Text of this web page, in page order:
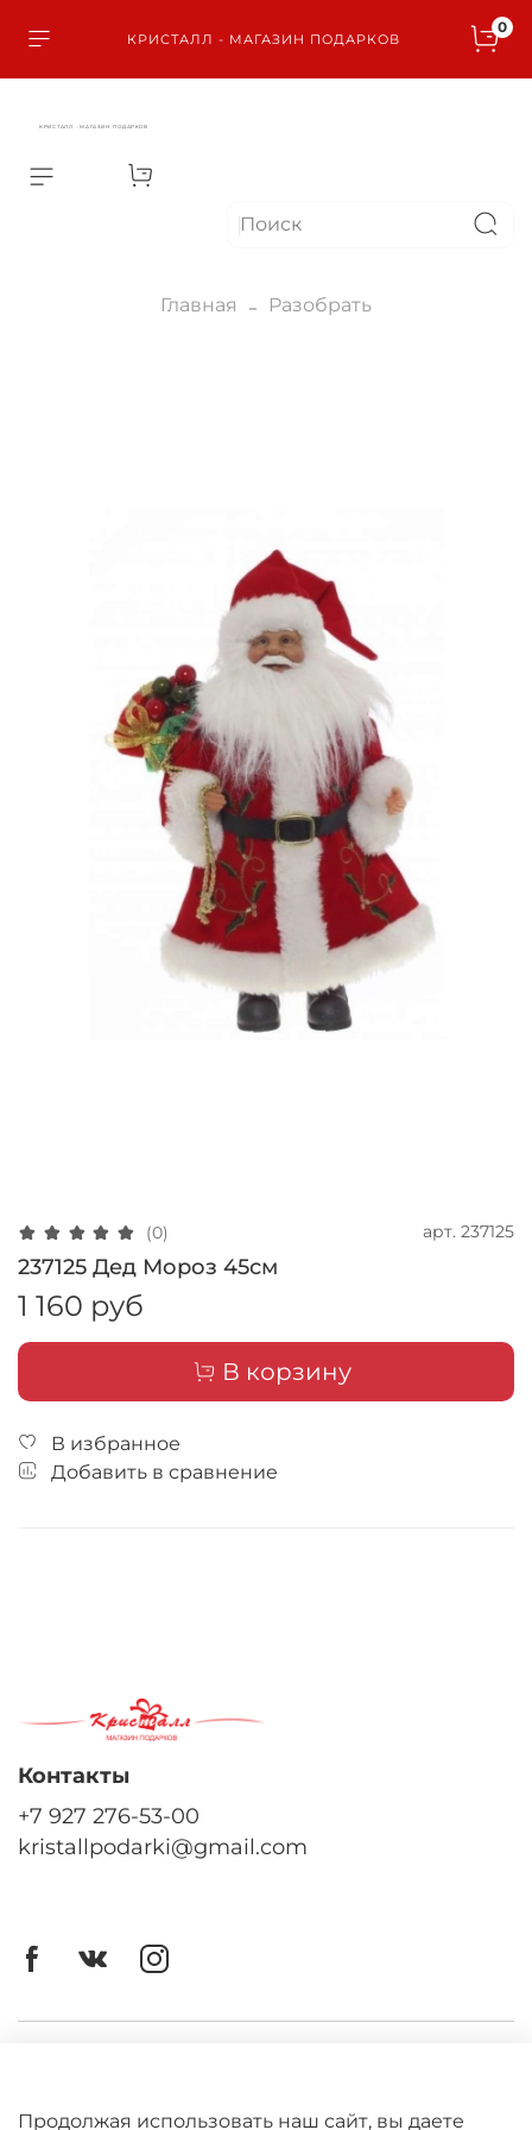
КРИСТАЛЛ - МАГАЗИН ПОДАРКОВ
0
КРИСТАЛЛ - МАГАЗИН ПОДАРКОВ
Главная Разобрать
(0) арт. 237125
237125 Дед Мороз 45см
1 160 руб
В корзину
В избранное
Добавить в сравнение
Контакты
+7 927 276-53-00
kristallpodarki@gmail.com
Продолжая использовать наш сайт, вы даете